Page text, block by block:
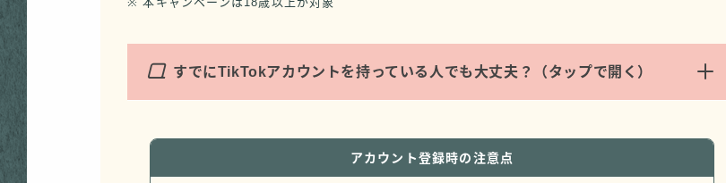
Q すでにTikTokアカウントを持っている人でも大丈夫？（タップで開く）
アカウント登録時の注意点